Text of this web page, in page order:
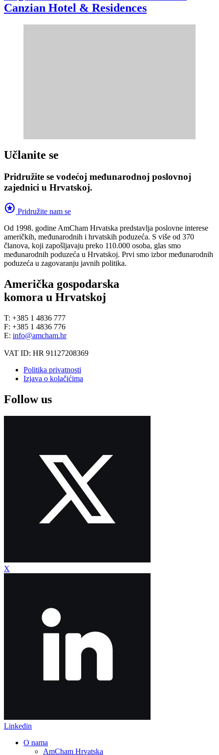
Canzian Hotel & Residences
Učlanite se
Pridružite se vodećoj međunarodnoj poslovnoj
zajednici u Hrvatskoj.
stars Pridružite nam se
Od 1998. godine AmCham Hrvatska predstavlja poslovne interese
američkih, međunarodnih i hrvatskih poduzeća. S više od 370
članova, koji zapošljavaju preko 110.000 osoba, glas smo
međunarodnih poduzeća u Hrvatskoj. Prvi smo izbor međunarodnih
poduzeća u zagovaranju javnih politika.
Američka gospodarska
komora u Hrvatskoj
T: +385 1 4836 777
F: +385 1 4836 776
E: info@amcham.hr
VAT ID: HR 91127208369
Politika privatnosti
Izjava o kolačićima
Follow us
X
Linkedin
O nama
AmCham Hrvatska